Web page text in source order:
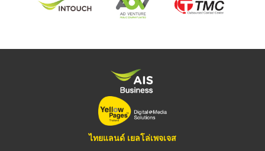
ไทยแลนด์ เยลโล่เพจเจส